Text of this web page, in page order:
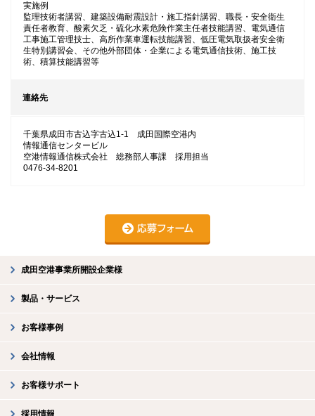
実施例
監理技術者講習、建築設備耐震設計・施工指針講習、職長・安全衛生
責任者教育、酸素欠乏・硫化水素危険作業主任者技能講習、電気通信
工事施工管理技士、高所作業車運転技能講習、低圧電気取扱者安全衛
生特別講習会、その他外部団体・企業による電気通信技術、施工技
術、積算技能講習等
連絡先
千葉県成田市古込字古込1-1 成田国際空港内
情報通信センタービル
空港情報通信株式会社 総務部人事課 採用担当
0476-34-8201
成田空港事業所開設企業様
製品・サービス
お客様事例
会社情報
お客様サポート